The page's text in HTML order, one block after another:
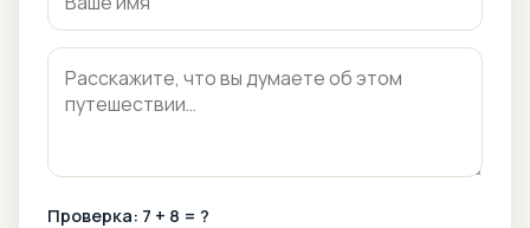
Проверка: 7 + 8 = ?